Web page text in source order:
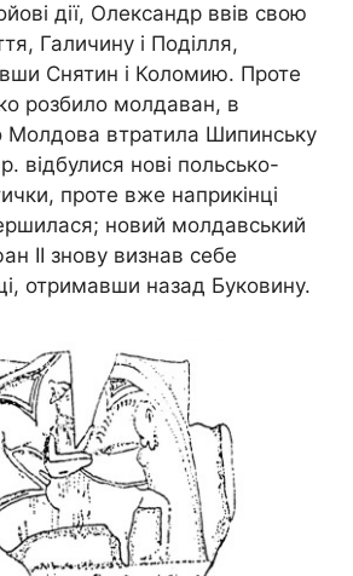
дії, Олександр ввів свою
Галичину і Поділля,
Снятин і Коломию. Проте
розбило молдаван, в
Молдова втратила Шипинську
відбулися нові польсько-
проте вже наприкінці
новий молдавський
ІІ знову визнав себе
отримавши назад Буковину.